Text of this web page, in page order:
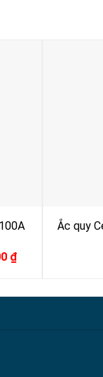
₫Current
price
Ắc quy